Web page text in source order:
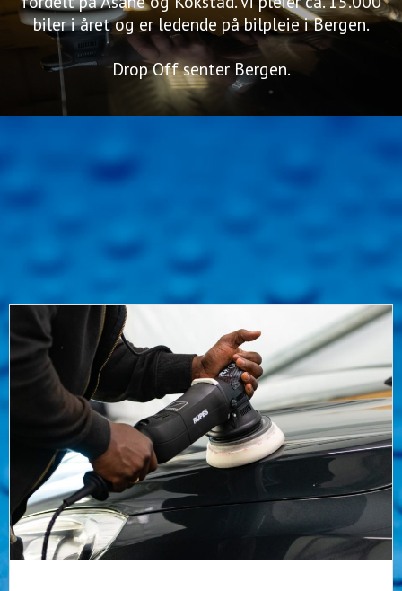
biler i året og er ledende på bilpleie i Bergen.
Drop Off senter Bergen.